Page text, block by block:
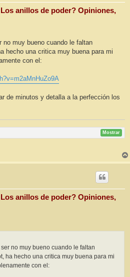
anillos de poder? Opiniones,
muy bueno cuando le faltan
hecho una critica muy buena para mi
con el:
de minutos y detalla a la perfección los
Mostrar
anillos de poder? Opiniones,
no muy bueno cuando le faltan
ha hecho una critica muy buena para mi
con el: